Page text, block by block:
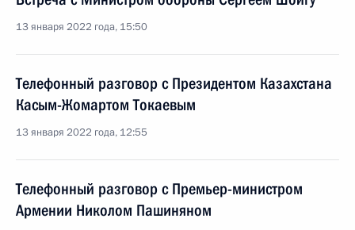
13 января 2022 года, 15:50
Телефонный разговор с Президентом Казахстана
Касым-Жомартом Токаевым
13 января 2022 года, 12:55
Телефонный разговор с Премьер-министром
Армении Николом Пашиняном